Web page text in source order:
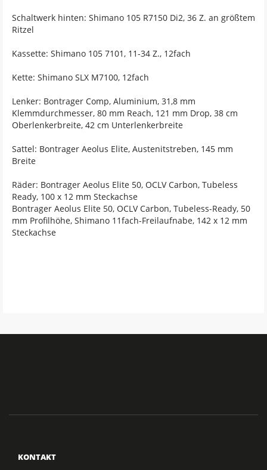
Schaltwerk hinten: Shimano 105 R7150 Di2, 36 Z. an größtem
Ritzel
Kassette: Shimano 105 7101, 11-34 Z., 12fach
Kette: Shimano SLX M7100, 12fach
Lenker: Bontrager Comp, Aluminium, 31,8 mm
Klemmdurchmesser, 80 mm Reach, 121 mm Drop, 38 cm
Oberlenkerbreite, 42 cm Unterlenkerbreite
Sattel: Bontrager Aeolus Elite, Austenitstreben, 145 mm
Breite
Räder: Bontrager Aeolus Elite 50, OCLV Carbon, Tubeless
Ready, 100 x 12 mm Steckachse
Bontrager Aeolus Elite 50, OCLV Carbon, Tubeless-Ready, 50
mm Profilhöhe, Shimano 11fach-Freilaufnabe, 142 x 12 mm
Steckachse
KONTAKT